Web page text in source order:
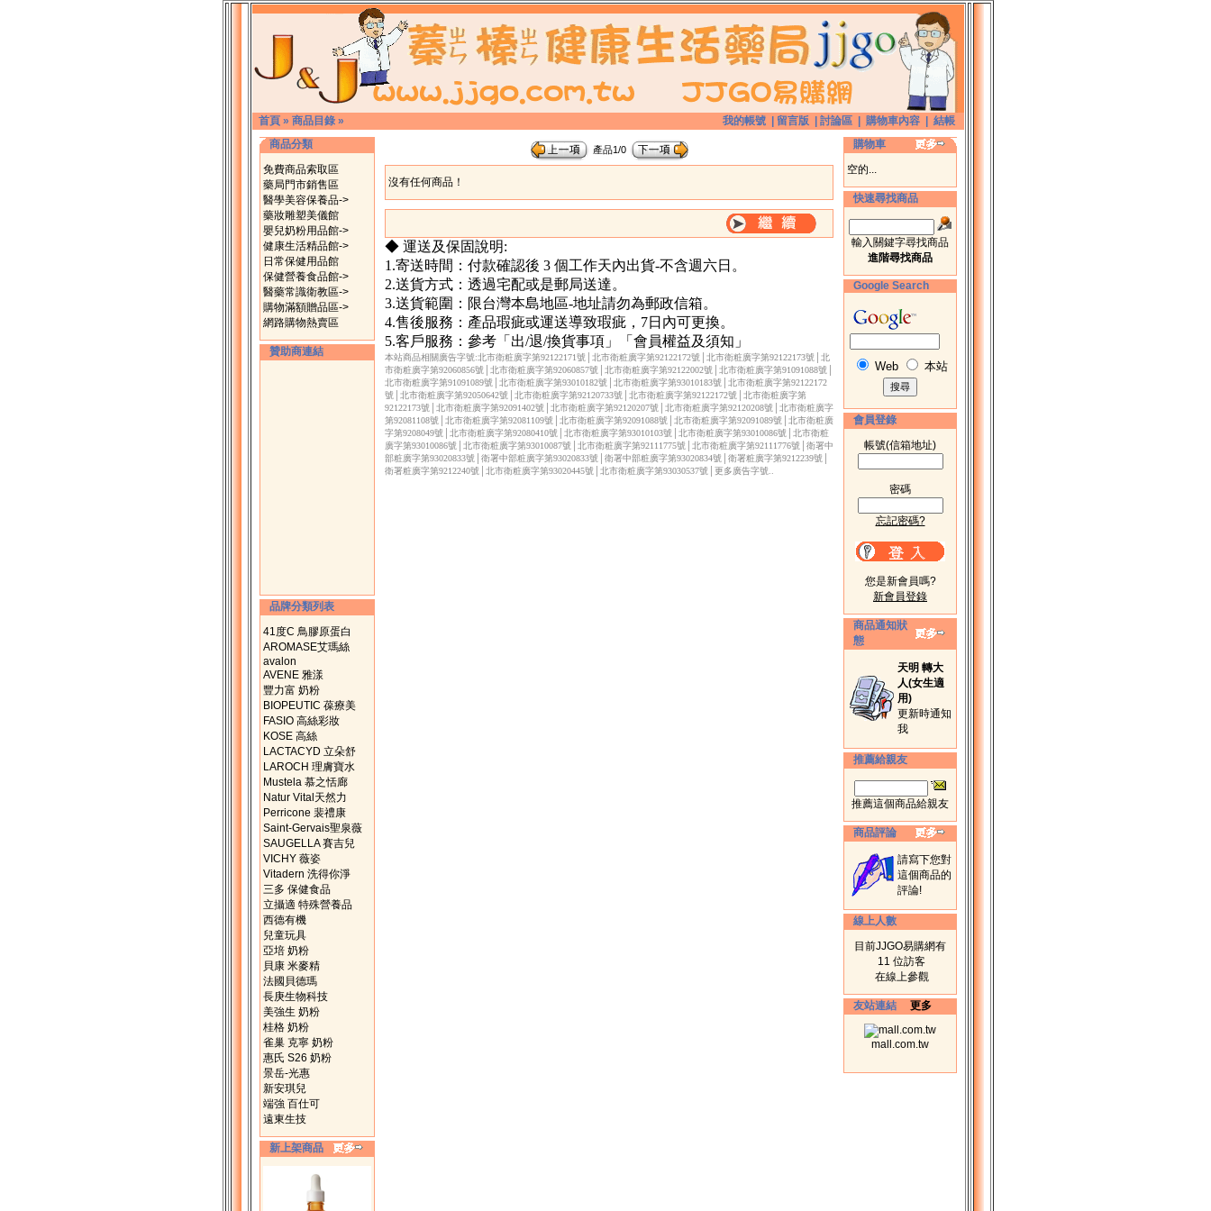
首頁 » 商品目錄 » 我的帳號 留言版 討論區 購物車內容
結帳
商品分類
免費商品索取區
藥局門市銷售區
醫學美容保養品->
藥妝雕塑美儀館
嬰兒奶粉用品館->
健康生活精品館->
日常保健用品館
保健營養食品館->
醫藥常識衛教區->
購物滿額贈品區->
網路購物熱賣區
贊助商連結
品牌分類列表
41度C 鳥膠原蛋白
AROMASE艾瑪絲
avalon
AVENE 雅漾
豐力富 奶粉
BIOPEUTIC 葆療美
FASIO 高絲彩妝
KOSE 高絲
LACTACYD 立朵舒
LAROCH 理膚寶水
Mustela 慕之恬廊
Natur Vital天然力
Perricone 裴禮康
Saint-Gervais聖泉薇
SAUGELLA 賽吉兒
VICHY 薇姿
Vitadern 洗得你淨
三多 保健食品
立攝適 特殊營養品
西德有機
兒童玩具
亞培 奶粉
貝康 米麥精
法國貝德瑪
長庚生物科技
美強生 奶粉
桂格 奶粉
雀巢 克寧 奶粉
惠氏 S26 奶粉
景岳-光惠
新安琪兒
端強 百仕可
遠東生技
新上架商品
產品1/0
沒有任何商品！
◆ 運送及保固說明:
1.寄送時間：付款確認後 3 個工作天內出貨-不含週六日。
2.送貨方式：透過宅配或是郵局送達。
3.送貨範圍：限台灣本島地區-地址請勿為郵政信箱。
4.售後服務：產品瑕疵或運送導致瑕疵，7日內可更換。
5.客戶服務：參考「出/退/換貨事項」「會員權益及須知」
本站商品相關廣告字號:北市衛粧廣字第92122171號│北市衛粧廣字第92122172號│北市衛粧廣字第92122173號│北
市衛粧廣字第92060856號│北市衛粧廣字第92060857號│北市衛粧廣字第92122002號│北市衛粧廣字第91091088號│
北市衛粧廣字第91091089號│北市衛粧廣字第93010182號│北市衛粧廣字第93010183號│北市衛粧廣字第92122172
號│北市衛粧廣字第92050642號│北市衛粧廣字第92120733號│北市衛粧廣字第92122172號│北市衛粧廣字第
92122173號│北市衛粧廣字第92091402號│北市衛粧廣字第92120207號│北市衛粧廣字第92120208號│北市衛粧廣字
第92081108號│北市衛粧廣字第92081109號│北市衛粧廣字第92091088號│北市衛粧廣字第92091089號│北市衛粧廣
字第9208049號│北市衛粧廣字第92080410號│北市衛粧廣字第93010103號│北市衛粧廣字第93010086號│北市衛粧
廣字第93010086號│北市衛粧廣字第93010087號│北市衛粧廣字第92111775號│北市衛粧廣字第92111776號│衛署中
部粧廣字第93020833號│衛署中部粧廣字第93020833號│衛署中部粧廣字第93020834號│衛署粧廣字第9212239號│
衛署粧廣字第9212240號│北市衛粧廣字第93020445號│北市衛粧廣字第93030537號│更多廣告字號..
購物車
空的...
快速尋找商品
輸入關鍵字尋找商品
進階尋找商品
Google Search
Web 本站
會員登錄
帳號(信箱地址)
密碼
忘記密碼?
您是新會員嗎?
新會員登錄
商品通知狀
態
天明 轉大
人(女生適
用)
更新時通知
我
推薦給親友
推薦這個商品給親友
商品評論
請寫下您對
這個商品的
評論!
線上人數
目前JJGO易購網有
11 位訪客
在線上參觀
友站連結 更多
mall.com.tw